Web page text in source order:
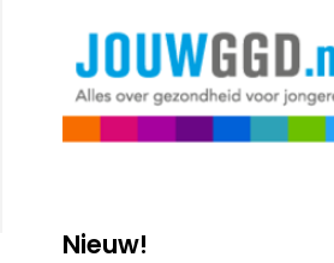
Nieuw!